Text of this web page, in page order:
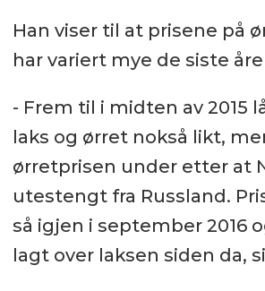
Han viser til at prisene på
har variert mye de siste
- Frem til i midten av 2015
laks og ørret nokså likt,
ørretprisen under etter at
utestengt fra Russland.
så igjen i september 2016
lagt over laksen siden da,